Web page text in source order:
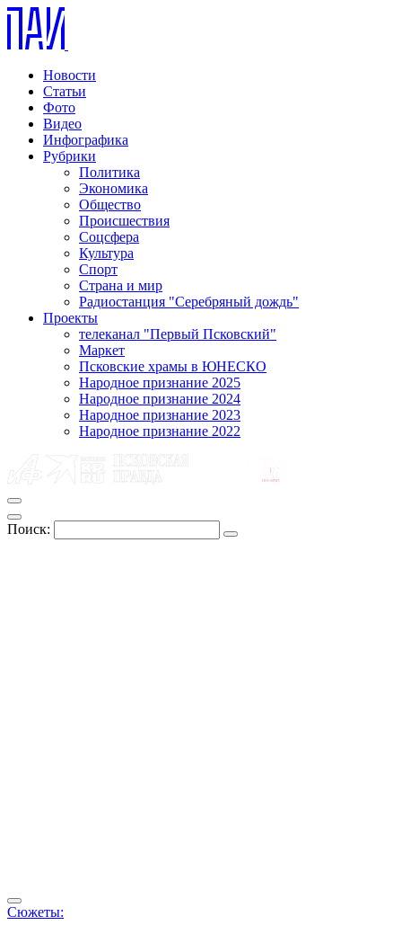
Новости
Статьи
Фото
Видео
Инфографика
Рубрики
Политика
Экономика
Общество
Происшествия
Соцсфера
Культура
Спорт
Страна и мир
Радиостанция "Серебряный дождь"
Проекты
телеканал "Первый Псковский"
Маркет
Псковские храмы в ЮНЕСКО
Народное признание 2025
Народное признание 2024
Народное признание 2023
Народное признание 2022
Поиск:
Сюжеты: